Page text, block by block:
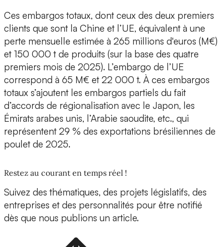
Ces embargos totaux, dont ceux des deux premiers
clients que sont la Chine et l’UE, équivalent à une
perte mensuelle estimée à 265 millions d'euros (M€)
et 150 000 t de produits (sur la base des quatre
premiers mois de 2025). L’embargo de l’UE
correspond à 65 M€ et 22 000 t. À ces embargos
totaux s’ajoutent les embargos partiels du fait
d’accords de régionalisation avec le Japon, les
Émirats arabes unis, l’Arabie saoudite, etc., qui
représentent 29 % des exportations brésiliennes de
poulet de 2025.
Restez au courant en temps réel !
Suivez des thématiques, des projets législatifs, des
entreprises et des personnalités pour être notifié
dès que nous publions un article.